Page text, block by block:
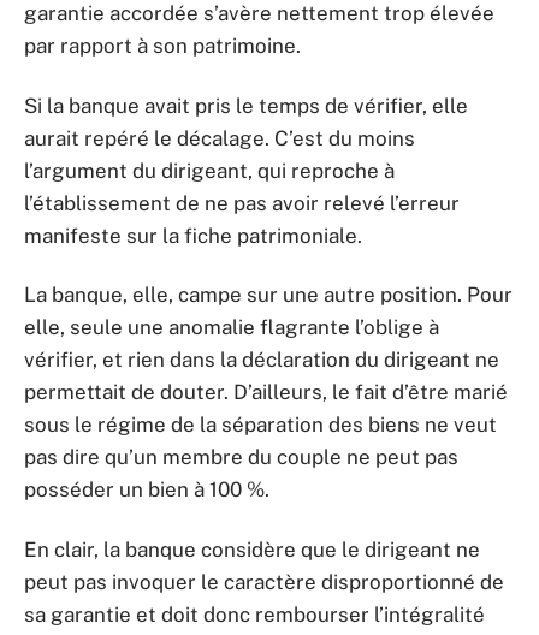
garantie accordée s’avère nettement trop élevée
par rapport à son patrimoine.
Si la banque avait pris le temps de vérifier, elle
aurait repéré le décalage. C’est du moins
l’argument du dirigeant, qui reproche à
l’établissement de ne pas avoir relevé l’erreur
manifeste sur la fiche patrimoniale.
La banque, elle, campe sur une autre position. Pour
elle, seule une anomalie flagrante l’oblige à
vérifier, et rien dans la déclaration du dirigeant ne
permettait de douter. D’ailleurs, le fait d’être marié
sous le régime de la séparation des biens ne veut
pas dire qu’un membre du couple ne peut pas
posséder un bien à 100 %.
En clair, la banque considère que le dirigeant ne
peut pas invoquer le caractère disproportionné de
sa garantie et doit donc rembourser l’intégralité